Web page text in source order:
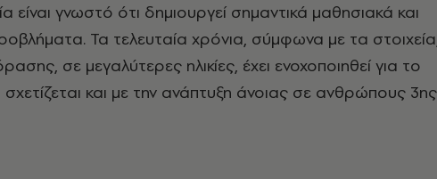
είναι γνωστό ότι δημιουργεί σημαντικά μαθησιακά και
Τα τελευταία χρόνια, σύμφωνα με τα
σε μεγαλύτερες ηλικίες, έχει ενοχοποιηθεί για το
σχετίζεται και με την ανάπτυξη άνοιας σε ανθρώπους 3ης